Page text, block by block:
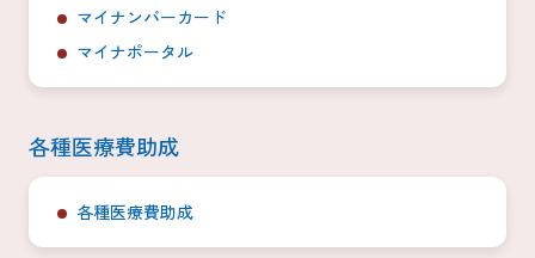
マイナンバーカード
マイナポータル
各種医療費助成
各種医療費助成